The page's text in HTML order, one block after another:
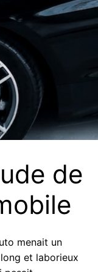
de
menait un
et laborieux